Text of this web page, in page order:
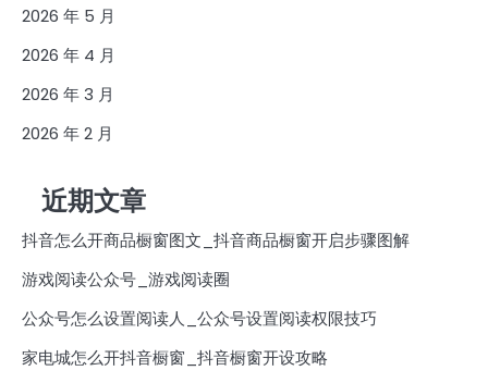
2026 年 5 月
2026 年 4 月
2026 年 3 月
2026 年 2 月
近期文章
抖音怎么开商品橱窗图文_抖音商品橱窗开启步骤图解
游戏阅读公众号_游戏阅读圈
公众号怎么设置阅读人_公众号设置阅读权限技巧
家电城怎么开抖音橱窗_抖音橱窗开设攻略